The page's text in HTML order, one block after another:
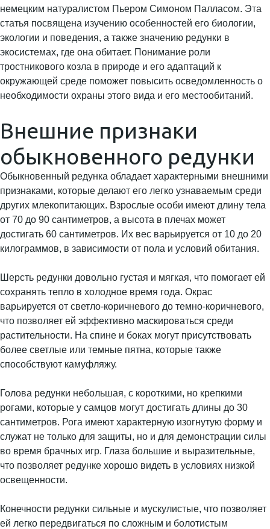
немецким натуралистом Пьером Симоном Палласом. Эта
статья посвящена изучению особенностей его биологии,
экологии и поведения, а также значению редунки в
экосистемах, где она обитает. Понимание роли
тростникового козла в природе и его адаптаций к
окружающей среде поможет повысить осведомленность о
необходимости охраны этого вида и его местообитаний.
Внешние признаки
обыкновенного редунки
Обыкновенный редунка обладает характерными внешними
признаками, которые делают его легко узнаваемым среди
других млекопитающих. Взрослые особи имеют длину тела
от 70 до 90 сантиметров, а высота в плечах может
достигать 60 сантиметров. Их вес варьируется от 10 до 20
килограммов, в зависимости от пола и условий обитания.
Шерсть редунки довольно густая и мягкая, что помогает ей
сохранять тепло в холодное время года. Окрас
варьируется от светло-коричневого до темно-коричневого,
что позволяет ей эффективно маскироваться среди
растительности. На спине и боках могут присутствовать
более светлые или темные пятна, которые также
способствуют камуфляжу.
Голова редунки небольшая, с короткими, но крепкими
рогами, которые у самцов могут достигать длины до 30
сантиметров. Рога имеют характерную изогнутую форму и
служат не только для защиты, но и для демонстрации силы
во время брачных игр. Глаза большие и выразительные,
что позволяет редунке хорошо видеть в условиях низкой
освещенности.
Конечности редунки сильные и мускулистые, что позволяет
ей легко передвигаться по сложным и болотистым